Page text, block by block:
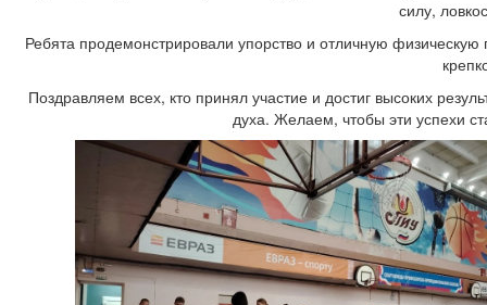
силу,
Ребята продемонстрировали упорство и отличную
Поздравляем всех, кто принял участие и достиг высоких
духа. Желаем, чтобы эти успехи